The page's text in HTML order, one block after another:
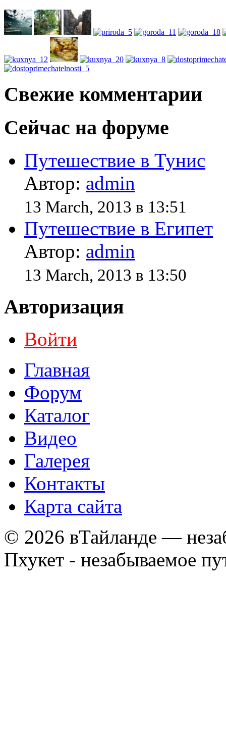
Свежие комментарии
Сейчас на форуме
Путешествие в Тунис
Автор: admin
13 March, 2013 в 13:51
Путешествие в Египет
Автор: admin
13 March, 2013 в 13:50
Авторизация
Войти
Главная
Форум
Каталог
Видео
Галерея
Контакты
Карта сайта
© 2026 вТайланде —
Пхукет - незабываемое